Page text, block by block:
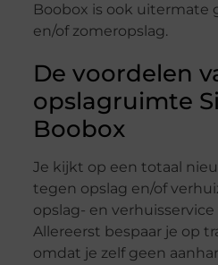
Boobox is ook uitermate
en/of zomeropslag.
De voordelen
opslagruimte
Boobox
Je kijkt op een totaal
tegen opslag en/of
opslag- en verhuisservice
Allereerst bespaar je op
omdat je zelf geen